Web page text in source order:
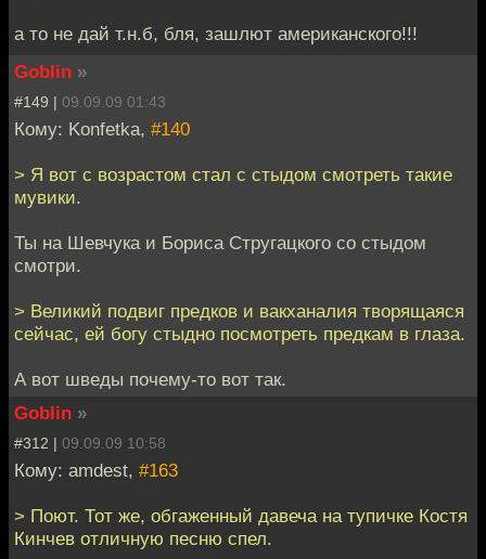
а то не дай т.н.б, бля, зашлют американского!!!
Goblin »
#149 | 09.09.09 01:43
Кому: Konfetka, #140
> Я вот с возрастом стал с стыдом смотреть такие
мувики.
Ты на Шевчука и Бориса Стругацкого со стыдом
смотри.
> Великий подвиг предков и вакханалия творящаяся
сейчас, ей богу стыдно посмотреть предкам в глаза.
А вот шведы почему-то вот так.
Goblin »
#312 | 09.09.09 10:58
Кому: amdest, #163
> Поют. Тот же, обгаженный давеча на тупичке Костя
Кинчев отличную песню спел.